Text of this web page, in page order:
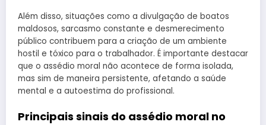
Além disso, situações como a divulgação de boatos
maldosos, sarcasmo constante e desmerecimento
público contribuem para a criação de um ambiente
hostil e tóxico para o trabalhador. É importante destacar
que o assédio moral não acontece de forma isolada,
mas sim de maneira persistente, afetando a saúde
mental e a autoestima do profissional.
Principais sinais do assédio moral no